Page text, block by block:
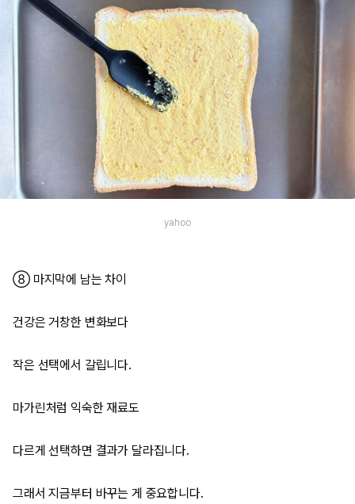
yahoo
⑧ 마지막에 남는 차이
건강은 거창한 변화보다
작은 선택에서 갈립니다.
마가린처럼 익숙한 재료도
다르게 선택하면 결과가 달라집니다.
그래서 지금부터 바꾸는 게 중요합니다.